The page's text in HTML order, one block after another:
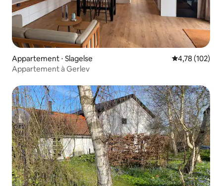
Appartement ⋅ Slagelse Évaluation
4,78 (102)
Appartement à Gerlev